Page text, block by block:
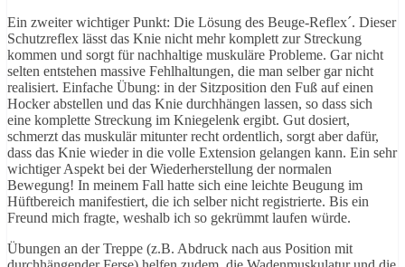
Ein zweiter wichtiger Punkt: Die Lösung des Beuge-Reflex´. Dieser
Schutzreflex lässt das Knie nicht mehr komplett zur Streckung
kommen und sorgt für nachhaltige muskuläre Probleme. Gar nicht
selten entstehen massive Fehlhaltungen, die man selber gar nicht
realisiert. Einfache Übung: in der Sitzposition den Fuß auf einen
Hocker abstellen und das Knie durchhängen lassen, so dass sich
eine komplette Streckung im Kniegelenk ergibt. Gut dosiert,
schmerzt das muskulär mitunter recht ordentlich, sorgt aber dafür,
dass das Knie wieder in die volle Extension gelangen kann. Ein sehr
wichtiger Aspekt bei der Wiederherstellung der normalen
Bewegung! In meinem Fall hatte sich eine leichte Beugung im
Hüftbereich manifestiert, die ich selber nicht registrierte. Bis ein
Freund mich fragte, weshalb ich so gekrümmt laufen würde.
Übungen an der Treppe (z.B. Abdruck nach aus Position mit